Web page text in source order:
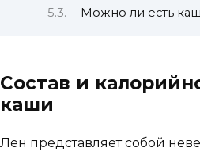
Можно ли есть
Состав и
каши
Лен представляет собой